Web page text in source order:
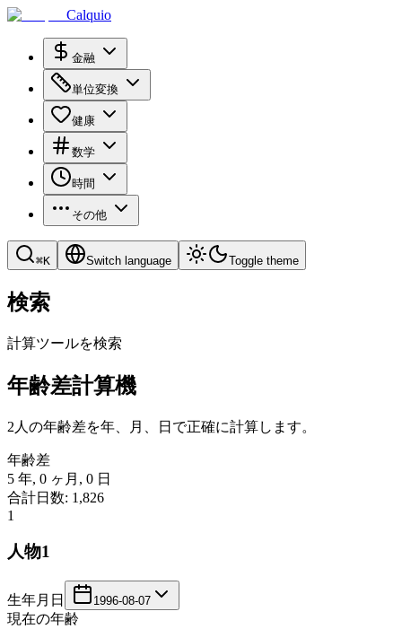
Calquio
金融
単位変換
健康
数学
時間
その他
⌘K Switch language Toggle theme
検索
計算ツールを検索
年齢差計算機
2人の年齢差を年、月、日で正確に計算します。
年齢差
5 年, 0 ヶ月, 0 日
合計日数: 1,826
1
人物1
生年月日 1996-08-07
現在の年齢